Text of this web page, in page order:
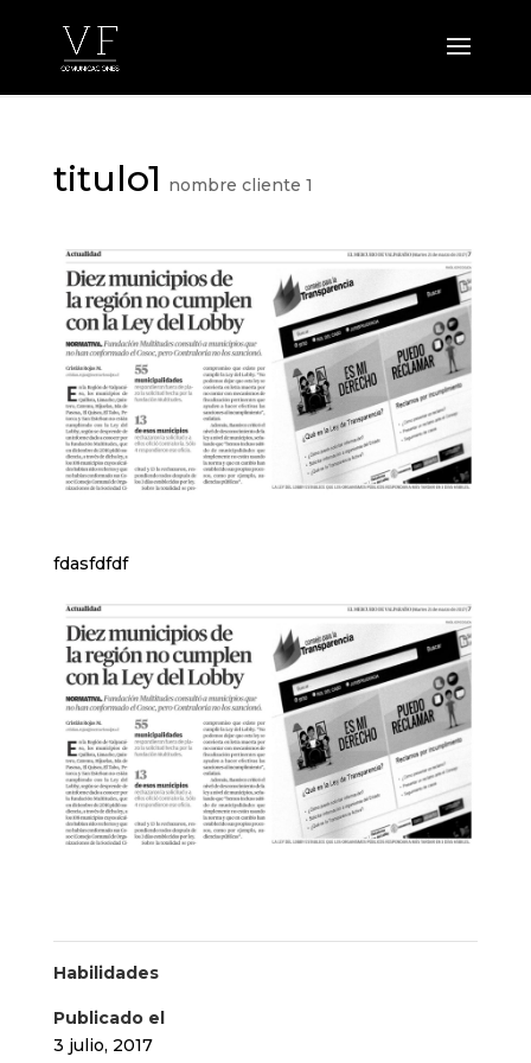
titulo1 nombre cliente 1
fdasfdfdf
Habilidades
Publicado el
3 julio, 2017